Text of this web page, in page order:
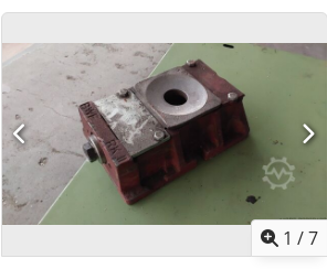
1 /7